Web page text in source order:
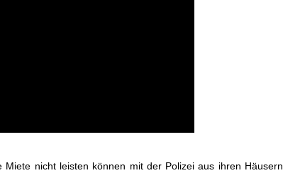
nicht leisten können mit der Polizei aus ihren Häusern